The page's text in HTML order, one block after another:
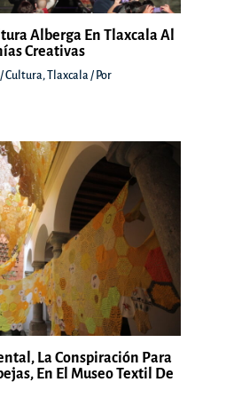
Alberga En Tlaxcala Al
Creativas
/Cultura, Tlaxcala / Por
La Conspiración Para
En El Museo Textil De